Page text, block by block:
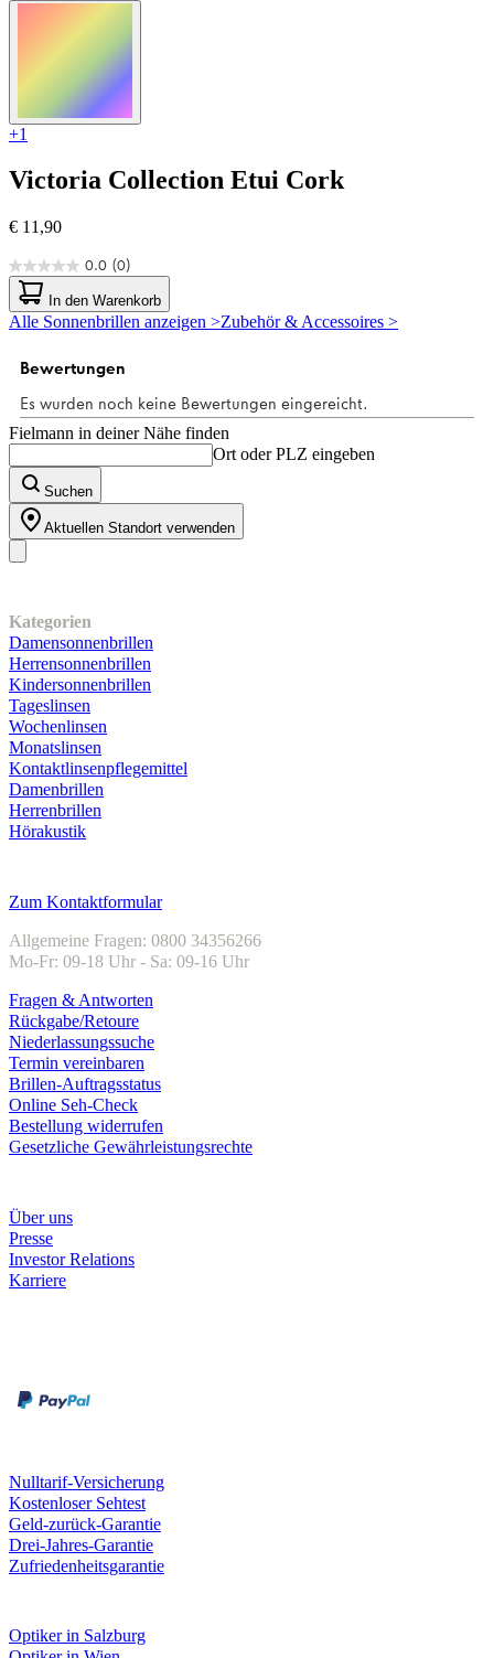
+1
Victoria Collection Etui Cork
€ 11,90
0.0 (0)
0.0
von
5
Sternen.
In den Warenkorb
Alle Sonnenbrillen anzeigen >Zubehör & Accessoires >
Fielmann in deiner Nähe finden
Ort oder PLZ eingeben
Suchen
Aktuellen Standort verwenden
Kategorien
Damensonnenbrillen
Herrensonnenbrillen
Kindersonnenbrillen
Tageslinsen
Wochenlinsen
Monatslinsen
Kontaktlinsenpflegemittel
Damenbrillen
Herrenbrillen
Hörakustik
Zum Kontaktformular
Allgemeine Fragen: 0800 34356266
Mo-Fr: 09-18 Uhr - Sa: 09-16 Uhr
Fragen & Antworten
Rückgabe/Retoure
Niederlassungssuche
Termin vereinbaren
Brillen-Auftragsstatus
Online Seh-Check
Bestellung widerrufen
Gesetzliche Gewährleistungsrechte
Über uns
Presse
Investor Relations
Karriere
Nulltarif-Versicherung
Kostenloser Sehtest
Geld-zurück-Garantie
Drei-Jahres-Garantie
Zufriedenheitsgarantie
Optiker in Salzburg